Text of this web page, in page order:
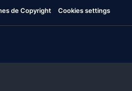
de Copyright Cookies settings